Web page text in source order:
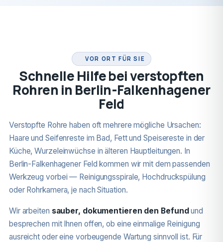
VOR ORT FÜR SIE
Schnelle Hilfe bei verstopften
Rohren in Berlin-Falkenhagener
Feld
Verstopfte Rohre haben oft mehrere mögliche Ursachen:
Haare und Seifenreste im Bad, Fett und Speisereste in der
Küche, Wurzeleinwüchse in älteren Hauptleitungen. In
Berlin-Falkenhagener Feld kommen wir mit dem passenden
Werkzeug vorbei — Reinigungsspirale, Hochdruckspülung
oder Rohrkamera, je nach Situation.
Wir arbeiten sauber, dokumentieren den Befundund
besprechen mit Ihnen offen, ob eine einmalige Reinigung
ausreicht oder eine vorbeugende Wartung sinnvoll ist. Für